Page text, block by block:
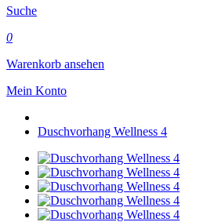
Suche
0
Warenkorb ansehen
Mein Konto
Duschvorhang Wellness 4